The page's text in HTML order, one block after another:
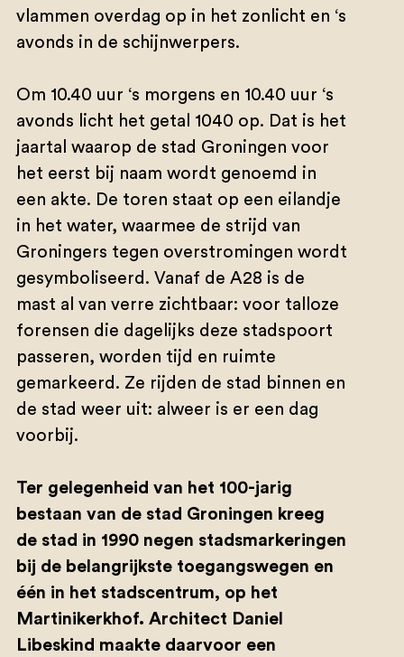
vlammen overdag op in het zonlicht en ‘s
avonds in de schijnwerpers.
Om 10.40 uur ‘s morgens en 10.40 uur ‘s
avonds licht het getal 1040 op. Dat is het
jaartal waarop de stad Groningen voor
het eerst bij naam wordt genoemd in
een akte. De toren staat op een eilandje
in het water, waarmee de strijd van
Groningers tegen overstromingen wordt
gesymboliseerd. Vanaf de A28 is de
mast al van verre zichtbaar: voor talloze
forensen die dagelijks deze stadspoort
passeren, worden tijd en ruimte
gemarkeerd. Ze rijden de stad binnen en
de stad weer uit: alweer is er een dag
voorbij.
Ter gelegenheid van het 100-jarig
bestaan van de stad Groningen kreeg
de stad in 1990 negen stadsmarkeringen
bij de belangrijkste toegangswegen en
één in het stadscentrum, op het
Martinikerkhof. Architect Daniel
Libeskind maakte daarvoor een